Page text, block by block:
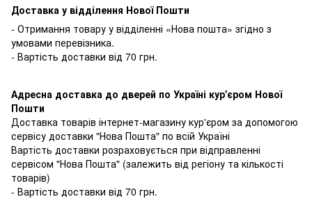
Доставка у відділення Нової Пошти
- Отримання товару у відділенні «Нова пошта» згідно з
умовами перевізника.
- Вартість доставки від 70 грн.
Адресна доставка до дверей по Україні кур'єром Нової
Пошти
Доставка товарів інтернет-магазину кур'єром за допомогою
сервісу доставки "Нова Пошта" по всій Україні
Вартість доставки розраховується при відправленні
сервісом "Нова Пошта" (залежить від регіону та кількості
товарів)
- Вартість доставки від 70 грн.